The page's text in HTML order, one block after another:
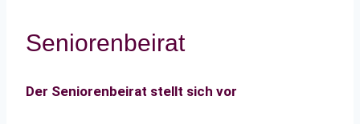
Seniorenbeirat
Der Seniorenbeirat stellt sich vor